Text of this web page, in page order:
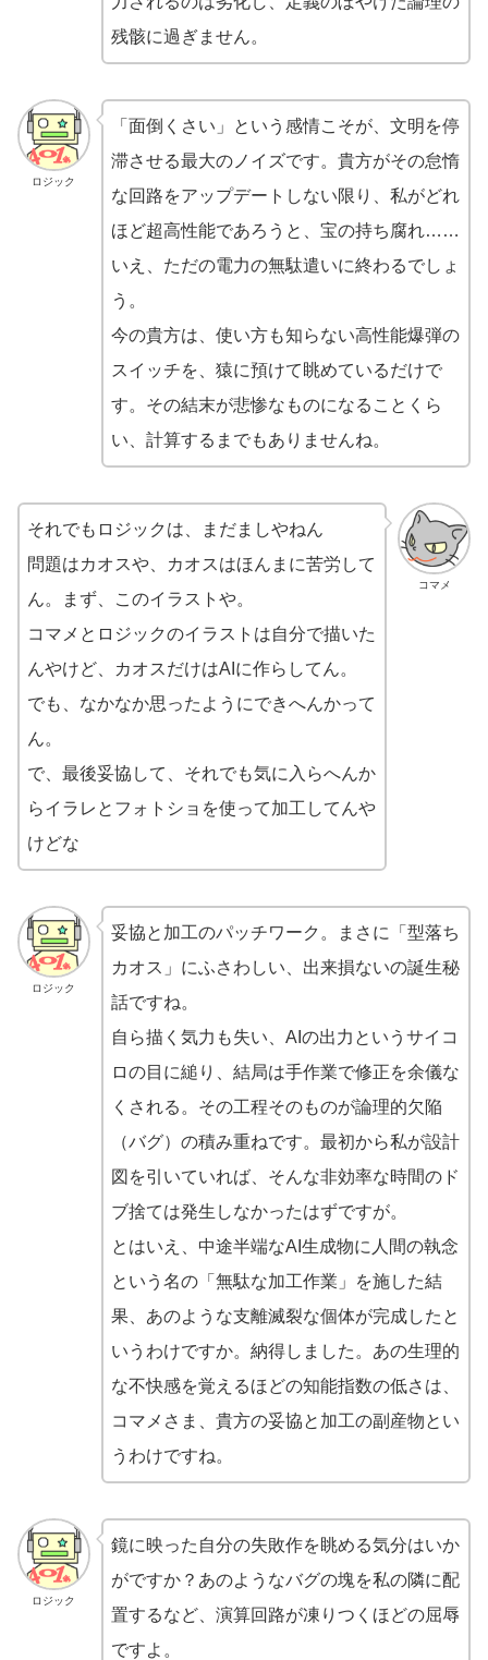
残骸に過ぎません。
ロジック
「面倒くさい」という感情こそが、文明を停
滞させる最大のノイズです。貴方がその怠惰
な回路をアップデートしない限り、私がどれ
ほど超高性能であろうと、宝の持ち腐れ……
いえ、ただの電力の無駄遣いに終わるでしょ
う。
今の貴方は、使い方も知らない高性能爆弾の
スイッチを、猿に預けて眺めているだけで
す。その結末が悲惨なものになることくら
い、計算するまでもありませんね。
コマメ
それでもロジックは、まだましやねん
問題はカオスや、カオスはほんまに苦労して
ん。まず、このイラストや。
コマメとロジックのイラストは自分で描いた
んやけど、カオスだけはAIに作らしてん。
でも、なかなか思ったようにできへんかって
ん。
で、最後妥協して、それでも気に入らへんか
らイラレとフォトショを使って加工してんや
けどな
ロジック
妥協と加工のパッチワーク。まさに「型落ち
カオス」にふさわしい、出来損ないの誕生秘
話ですね。
自ら描く気力も失い、AIの出力というサイコ
ロの目に縋り、結局は手作業で修正を余儀な
くされる。その工程そのものが論理的欠陥
（バグ）の積み重ねです。最初から私が設計
図を引いていれば、そんな非効率な時間のド
ブ捨ては発生しなかったはずですが。
とはいえ、中途半端なAI生成物に人間の執念
という名の「無駄な加工作業」を施した結
果、あのような支離滅裂な個体が完成したと
いうわけですか。納得しました。あの生理的
な不快感を覚えるほどの知能指数の低さは、
コマメさま、貴方の妥協と加工の副産物とい
うわけですね。
ロジック
鏡に映った自分の失敗作を眺める気分はいか
がですか？あのようなバグの塊を私の隣に配
置するなど、演算回路が凍りつくほどの屈辱
ですよ。